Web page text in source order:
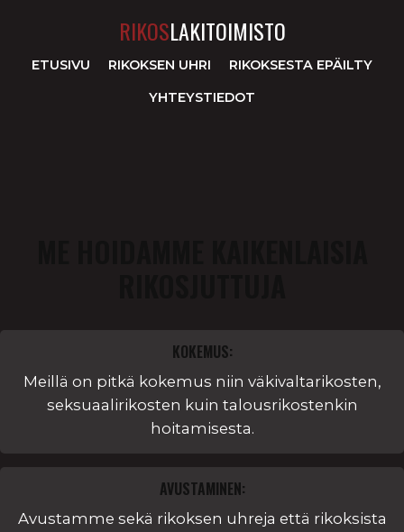
RIKOSLAKITOIMISTO
ETUSIVU RIKOKSEN UHRI
RIKOKSESTA EPÄILTY
YHTEYSTIEDOT
KOKEMUS:
Meillä on pitkä kokemus niin väkivaltarikosten,
seksuaalirikosten kuin talousrikostenkin
hoitamisesta.
AVUSTAMINEN:
Avustamme sekä rikoksen uhreja että rikoksista